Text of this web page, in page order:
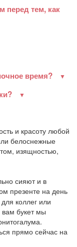
перед тем, как
время?
и красоту любой
белоснежные
изящностью,
сияют и в
презенте на день
коллег или
букет мы
прямо сейчас на